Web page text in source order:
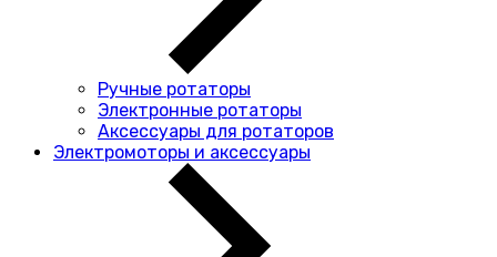
Ручные ротаторы
Электронные ротаторы
Аксессуары для ротаторов
Электромоторы и аксессуары